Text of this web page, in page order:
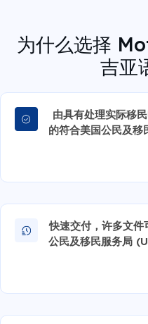
为什么选择
吉亚
由具有处理实际移
的符合美国公民及
快速交付，许多文
公民及移民服务局